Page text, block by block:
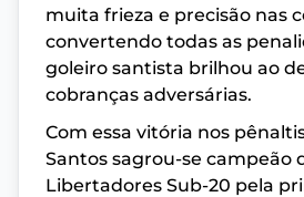
muita frieza e precisão nas
convertendo todas as
goleiro santista brilhou ao
cobranças adversárias.
Com essa vitória nos
Santos sagrou-se campeão
Libertadores Sub-20 pela